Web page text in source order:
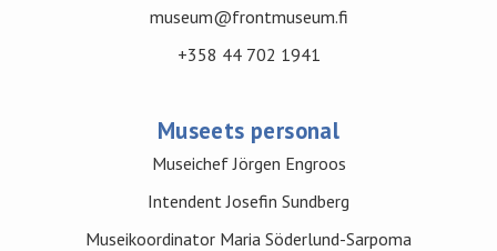
museum@frontmuseum.fi
+358 44 702 1941
Museets personal
Museichef Jörgen Engroos
Intendent Josefin Sundberg
Museikoordinator Maria Söderlund-Sarpoma